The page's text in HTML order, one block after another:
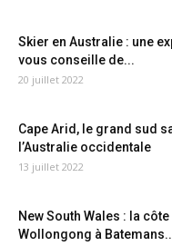
Skier en Australie : une
vous conseille de...
20 juillet 2022
Cape Arid, le grand sud
l’Australie occidentale
13 juillet 2022
New South Wales : la
Wollongong à